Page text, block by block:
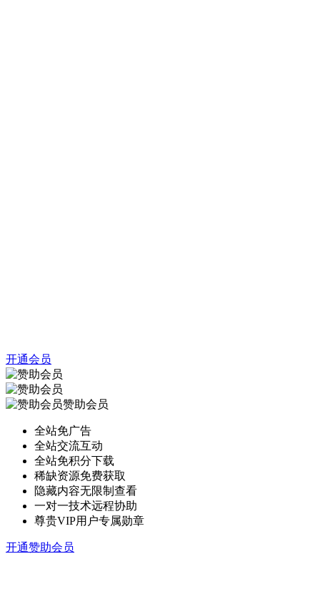
开通会员
赞助会员
全站免广告
全站交流互动
全站免积分下载
稀缺资源免费获取
隐藏内容无限制查看
一对一技术远程协助
尊贵VIP用户专属勋章
开通赞助会员